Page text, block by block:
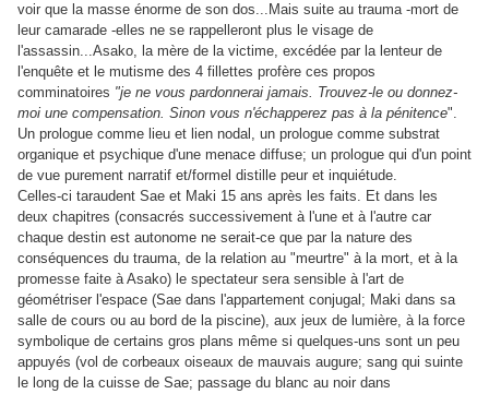
voir que la masse énorme de son dos...Mais suite au trauma -mort de
leur camarade -elles ne se rappelleront plus le visage de
l'assassin...Asako, la mère de la victime, excédée par la lenteur de
l'enquête et le mutisme des 4 fillettes profère ces propos
comminatoires "je ne vous pardonnerai jamais. Trouvez-le ou donnez-
moi une compensation. Sinon vous n'échapperez pas à la pénitence".
Un prologue comme lieu et lien nodal, un prologue comme substrat
organique et psychique d'une menace diffuse; un prologue qui d'un point
de vue purement narratif et/formel distille peur et inquiétude.
Celles-ci taraudent Sae et Maki 15 ans après les faits. Et dans les
deux chapitres (consacrés successivement à l'une et à l'autre car
chaque destin est autonome ne serait-ce que par la nature des
conséquences du trauma, de la relation au "meurtre" à la mort, et à la
promesse faite à Asako) le spectateur sera sensible à l'art de
géométriser l'espace (Sae dans l'appartement conjugal; Maki dans sa
salle de cours ou au bord de la piscine), aux jeux de lumière, à la force
symbolique de certains gros plans même si quelques-uns sont un peu
appuyés (vol de corbeaux oiseaux de mauvais augure; sang qui suinte
le long de la cuisse de Sae; passage du blanc au noir dans